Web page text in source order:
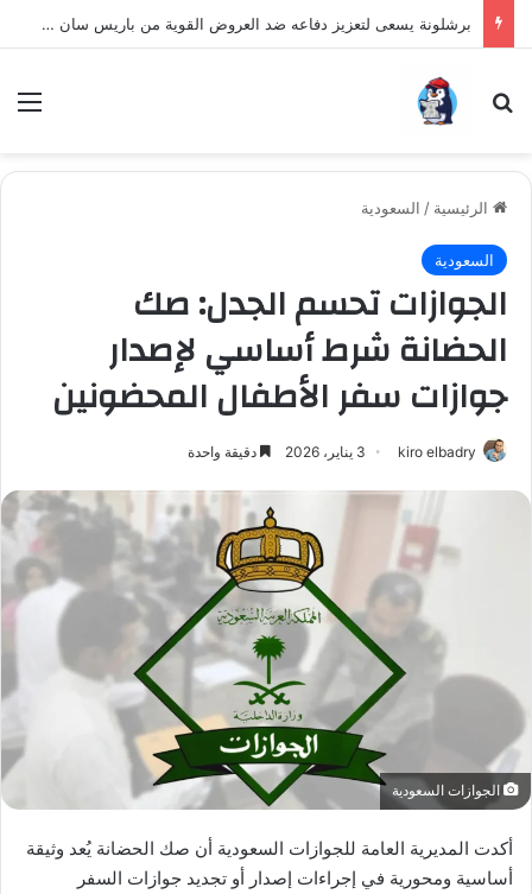
برشلونة يسعى لتعزيز دفاعه ضد العروض القوية من باريس سان جيرمان لنجم الأرجنتين
بحث عن
الرئيسية / السعودية
السعودية
الجوازات تحسم الجدل: صك
الحضانة شرط أساسي لإصدار
جوازات سفر الأطفال المحضونين
kiro elbadry 3 يناير، 2026 دقيقة واحدة
الجوازات السعودية
أكدت المديرية العامة للجوازات السعودية أن صك الحضانة يُعد وثيقة
أساسية ومحورية في إجراءات إصدار أو تجديد جوازات السفر